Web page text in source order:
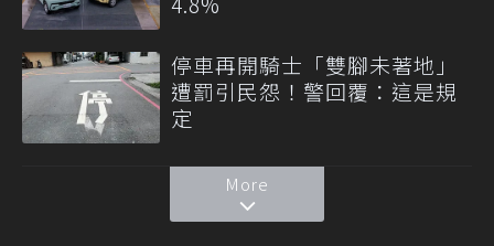
停車再開騎士「雙腳未著地」
遭罰引民怨！警回覆：這是規
定
More